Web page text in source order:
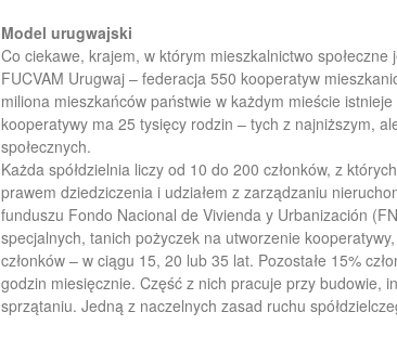
Model urugwajski
Co ciekawe, krajem, w którym mieszkalnictwo
FUCVAM Urugwaj – federacja 550 kooperatyw
miliona mieszkańców państwie w każdym mieście
kooperatywy ma 25 tysięcy rodzin – tych z najniższym,
społecznych.
Każda spółdzielnia liczy od 10 do 200 członków, z
prawem dziedziczenia i udziałem z zarządzaniu
funduszu Fondo Nacional de Vivienda y Urbanización
specjalnych, tanich pożyczek na utworzenie
członków – w ciągu 15, 20 lub 35 lat. Pozostałe 15%
godzin miesięcznie. Część z nich pracuje przy budowie,
sprzątaniu. Jedną z naczelnych zasad ruchu